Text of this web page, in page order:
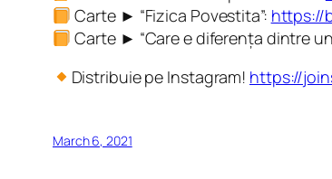
Carte ► “Fizica Povestita”: https://
Carte ► “Care e diferența dintre
Distribuie pe Instagram! https://
March 6, 2021